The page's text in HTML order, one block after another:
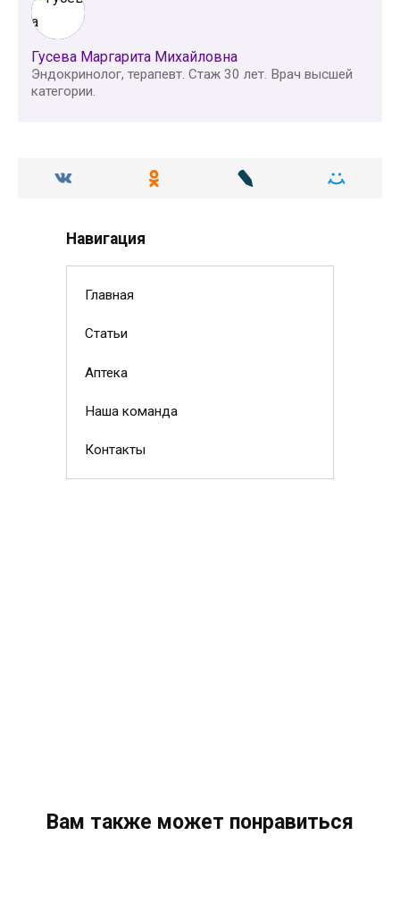
Гусева Маргарита Михайловна
Эндокринолог, терапевт. Стаж 30 лет. Врач высшей
категории.
Навигация
Главная
Статьи
Аптека
Наша команда
Контакты
Вам также может понравиться